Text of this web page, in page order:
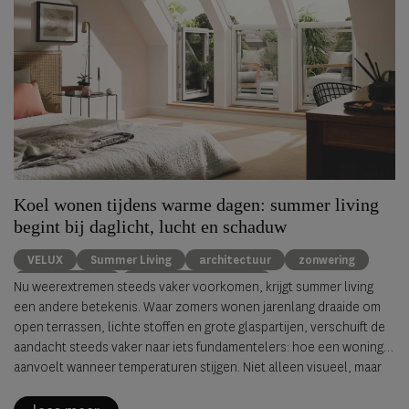
Koel wonen tijdens warme dagen: summer living
begint bij daglicht, lucht en schaduw
VELUX Summer Living architectuur
zonwering
binnenklimaat
natuurlijke ventillatie
Nu weerextremen steeds vaker voorkomen, krijgt summer living
een andere betekenis. Waar zomers wonen jarenlang draaide om
open terrassen, lichte stoffen en grote glaspartijen, verschuift de
aandacht steeds vaker naar iets fundamentelers: hoe een woning
aanvoelt wanneer temperaturen stijgen. Niet alleen visueel, maar